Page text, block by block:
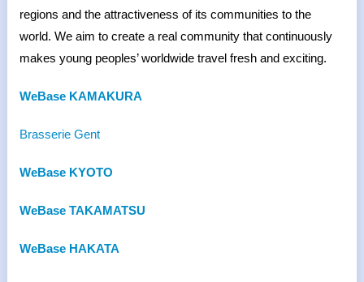
regions and the attractiveness of its communities to the
world. We aim to create a real community that continuously
makes young peoples’ worldwide travel fresh and exciting.
WeBase KAMAKURA
Brasserie Gent
WeBase KYOTO
WeBase TAKAMATSU
WeBase HAKATA